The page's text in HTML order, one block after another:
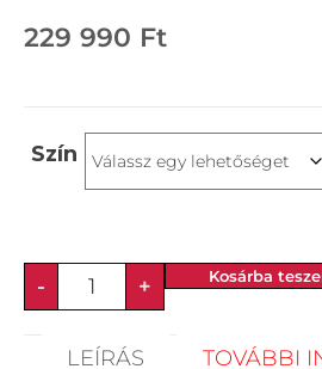
229 990 Ft
Szín
- + Kosárba
LEÍRÁS TOVÁBBI